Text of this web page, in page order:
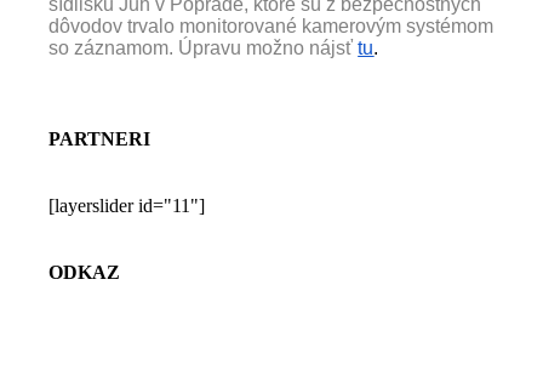
dôvodov trvalo monitorované kamerovým systémom
so záznamom. Úpravu možno nájsťtu.
PARTNERI
[layerslider id="11"]
ODKAZ